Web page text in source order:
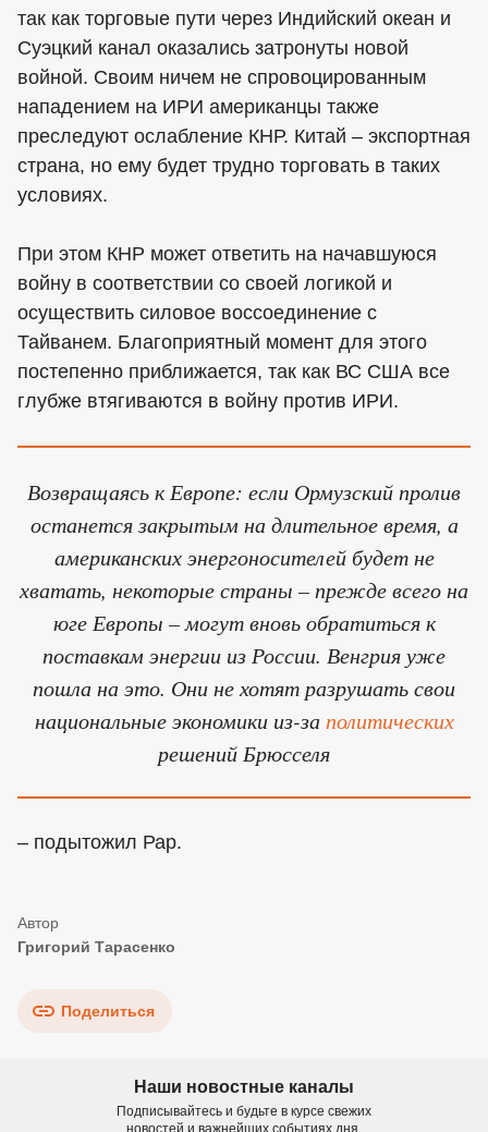
так как торговые пути через Индийский океан и
Суэцкий канал оказались затронуты новой
войной. Своим ничем не спровоцированным
нападением на ИРИ американцы также
преследуют ослабление КНР. Китай – экспортная
страна, но ему будет трудно торговать в таких
условиях.
При этом КНР может ответить на начавшуюся
войну в соответствии со своей логикой и
осуществить силовое воссоединение с
Тайванем. Благоприятный момент для этого
постепенно приближается, так как ВС США все
глубже втягиваются в войну против ИРИ.
Возвращаясь к Европе: если Ормузский пролив
останется закрытым на длительное время, а
американских энергоносителей будет не
хватать, некоторые страны – прежде всего на
юге Европы – могут вновь обратиться к
поставкам энергии из России. Венгрия уже
пошла на это. Они не хотят разрушать свои
национальные экономики из-за политических
решений Брюсселя
– подытожил Рар.
Григорий Тарасенко
Поделиться
Наши новостные каналы
Подписывайтесь и будьте в курсе свежих